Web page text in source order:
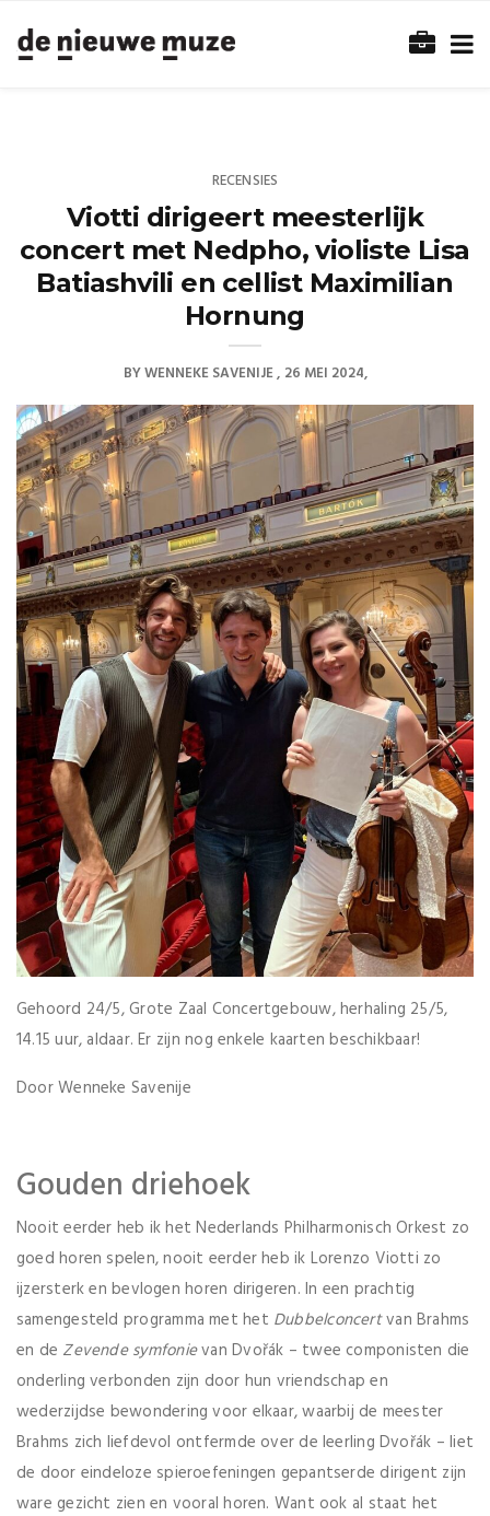
RECENSIES
Viotti dirigeert meesterlijk
concert met Nedpho, violiste Lisa
Batiashvili en cellist Maximilian
Hornung
BYWENNEKE SAVENIJE 26 MEI 2024
Gehoord 24/5, Grote Zaal Concertgebouw, herhaling 25/5,
14.15 uur, aldaar. Er zijn nog enkele kaarten beschikbaar!
Door Wenneke Savenije
Gouden driehoek
Nooit eerder heb ik het Nederlands Philharmonisch Orkest zo
goed horen spelen, nooit eerder heb ik Lorenzo Viotti zo
ijzersterk en bevlogen horen dirigeren. In een prachtig
samengesteld programma met het Dubbelconcertvan Brahms
en de Zevende symfonievan Dvořák – twee componisten die
onderling verbonden zijn door hun vriendschap en
wederzijdse bewondering voor elkaar, waarbij de meester
Brahms zich liefdevol ontfermde over de leerling Dvořák – liet
de door eindeloze spieroefeningen gepantserde dirigent zijn
ware gezicht zien en vooral horen. Want ook al staat het